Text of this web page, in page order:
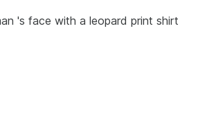
's face with a leopard print shirt